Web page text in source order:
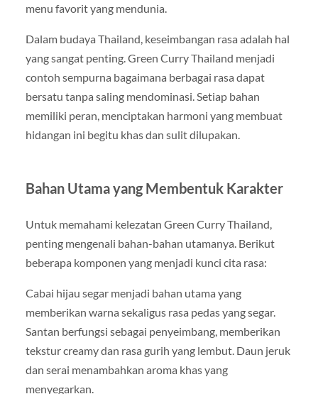
menu favorit yang mendunia.
Dalam budaya Thailand, keseimbangan rasa adalah hal
yang sangat penting. Green Curry Thailand menjadi
contoh sempurna bagaimana berbagai rasa dapat
bersatu tanpa saling mendominasi. Setiap bahan
memiliki peran, menciptakan harmoni yang membuat
hidangan ini begitu khas dan sulit dilupakan.
Bahan Utama yang Membentuk Karakter
Untuk memahami kelezatan Green Curry Thailand,
penting mengenali bahan-bahan utamanya. Berikut
beberapa komponen yang menjadi kunci cita rasa:
Cabai hijau segar menjadi bahan utama yang
memberikan warna sekaligus rasa pedas yang segar.
Santan berfungsi sebagai penyeimbang, memberikan
tekstur creamy dan rasa gurih yang lembut. Daun jeruk
dan serai menambahkan aroma khas yang
menyegarkan.